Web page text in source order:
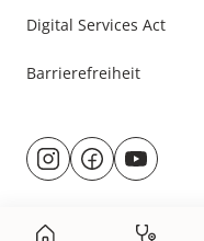
Digital Services Act
Barrierefreiheit
Besuche
uns@rund.ums.baby
facebook.com/